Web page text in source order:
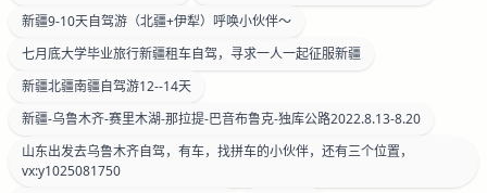
新疆9-10天自驾游（北疆+伊犁）呼唤小伙伴～
七月底大学毕业旅行新疆租车自驾，寻求一人一起征服新疆
新疆北疆南疆自驾游12--14天
新疆-乌鲁木齐-赛里木湖-那拉提-巴音布鲁克-独库公路2022.8.13-8.20
山东出发去乌鲁木齐自驾，有车，找拼车的小伙伴，还有三个位置，
vx:y1025081750